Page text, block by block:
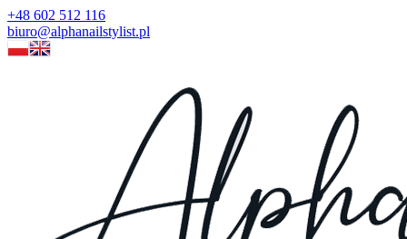
+48 602 512 116
biuro@alphanailstylist.pl